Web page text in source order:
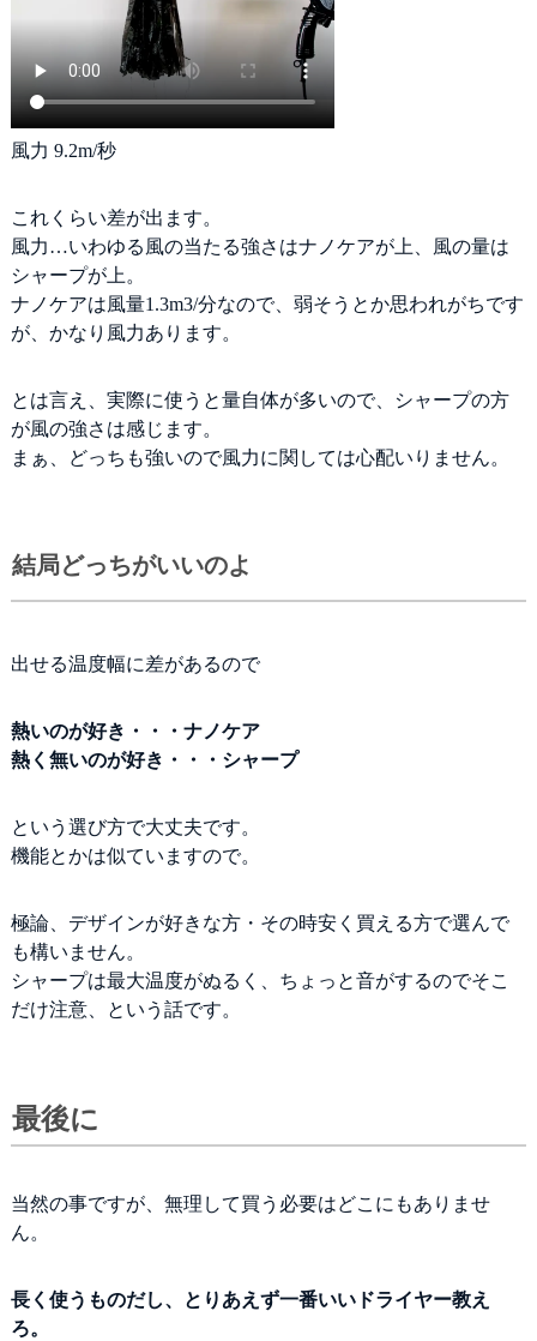
風力 9.2m/秒
これくらい差が出ます。
風力…いわゆる風の当たる強さはナノケアが上、風の量は
シャープが上。
ナノケアは風量1.3m3/分なので、弱そうとか思われがちです
が、かなり風力あります。
とは言え、実際に使うと量自体が多いので、シャープの方
が風の強さは感じます。
まぁ、どっちも強いので風力に関しては心配いりません。
結局どっちがいいのよ
出せる温度幅に差があるので
熱いのが好き・・・ナノケア
熱く無いのが好き・・・シャープ
という選び方で大丈夫です。
機能とかは似ていますので。
極論、デザインが好きな方・その時安く買える方で選んで
も構いません。
シャープは最大温度がぬるく、ちょっと音がするのでそこ
だけ注意、という話です。
最後に
当然の事ですが、無理して買う必要はどこにもありませ
ん。
長く使うものだし、とりあえず一番いいドライヤー教え
ろ。